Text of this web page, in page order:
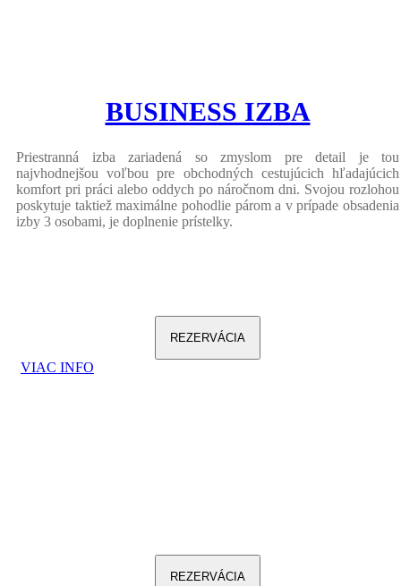
BUSINESS IZBA
Priestranná izba zariadená so zmyslom pre detail je tou
najvhodnejšou voľbou pre obchodných cestujúcich hľadajúcich
komfort pri práci alebo oddych po náročnom dni. Svojou rozlohou
poskytuje taktiež maximálne pohodlie párom a v prípade obsadenia
izby 3 osobami, je doplnenie prístelky.
REZERVÁCIA
VIAC INFO
REZERVÁCIA